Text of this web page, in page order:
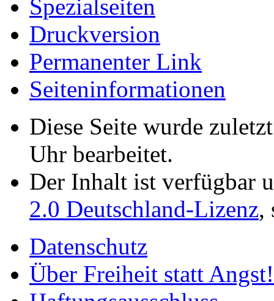
Spezialseiten
Druckversion
Permanenter Link
Seiten­­informationen
Diese Seite wurde
Uhr bearbeitet.
Der Inhalt ist verfügbar
2.0 Deutschland-Lizenz,
Datenschutz
Über Freiheit statt Angst!